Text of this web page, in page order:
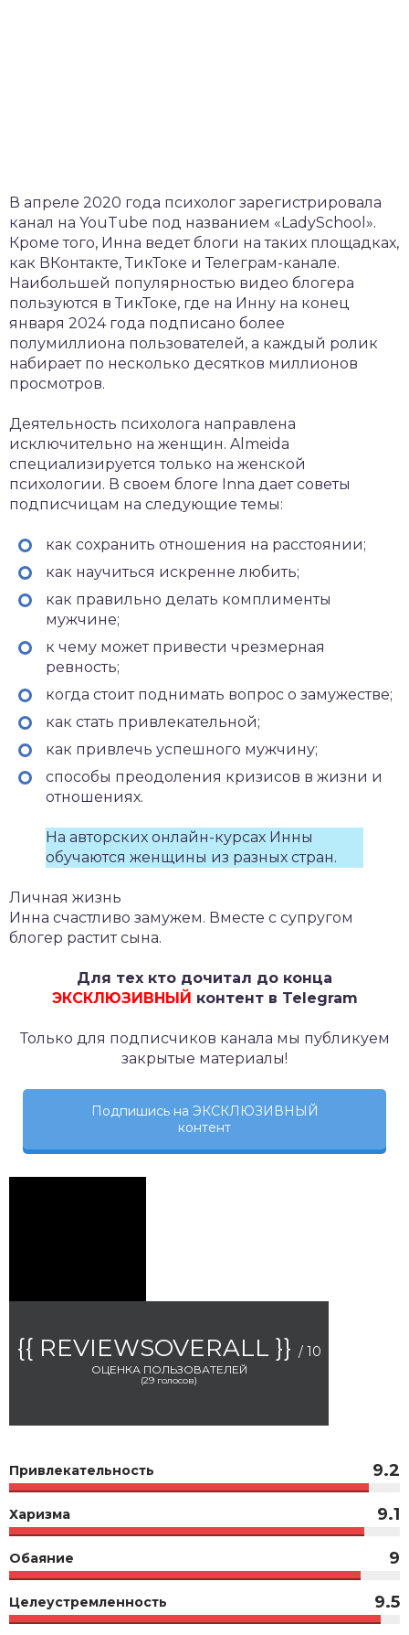
В апреле 2020 года психолог зарегистрировала
канал на YouTube под названием «LadySchool».
Кроме того, Инна ведет блоги на таких площадках,
как ВКонтакте, ТикТоке и Телеграм-канале.
Наибольшей популярностью видео блогера
пользуются в ТикТоке, где на Инну на конец
января 2024 года подписано более
полумиллиона пользователей, а каждый ролик
набирает по несколько десятков миллионов
просмотров.
Деятельность психолога направлена
исключительно на женщин. Almeida
специализируется только на женской
психологии. В своем блоге Inna дает советы
подписчицам на следующие темы:
как сохранить отношения на расстоянии;
как научиться искренне любить;
как правильно делать комплименты
мужчине;
к чему может привести чрезмерная
ревность;
когда стоит поднимать вопрос о замужестве;
как стать привлекательной;
как привлечь успешного мужчину;
способы преодоления кризисов в жизни и
отношениях.
На авторских онлайн-курсах Инны
обучаются женщины из разных стран.
Личная жизнь
Инна счастливо замужем. Вместе с супругом
блогер растит сына.
Для тех кто дочитал до конца
ЭКСКЛЮЗИВНЫЙ контент в Telegram
Только для подписчиков канала мы публикуем
закрытые материалы!
Подпишись на ЭКСКЛЮЗИВНЫЙ
контент
{{ REVIEWSOVERALL }} / 10
ОЦЕНКА ПОЛЬЗОВАТЕЛЕЙ
(29 голосов)
Привлекательность 9.2
Харизма 9.1
Обаяние 9
Целеустремленность 9.5